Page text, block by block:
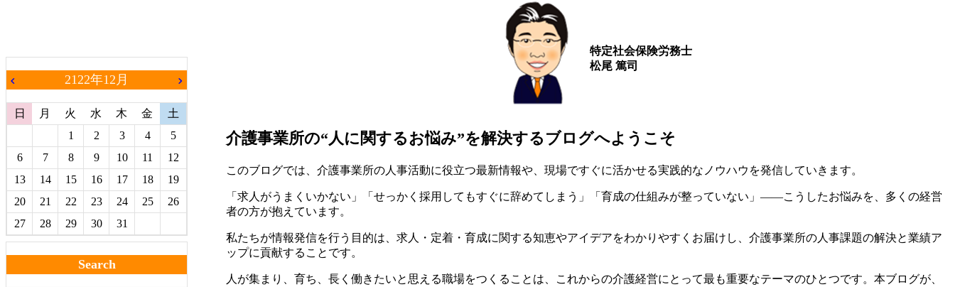
特定社会保険労務士
松尾 篤司
介護事業所の“人に関するお悩み”を解決するブログへようこそ
このブログでは、介護事業所の人事活動に役立つ最新情報や、現場ですぐに活かせる実践的なノウハウを発信していきます。
「求人がうまくいかない」「せっかく採用してもすぐに辞めてしまう」「育成の仕組みが整っていない」――こうしたお悩みを、多くの経営
者の方が抱えています。
私たちが情報発信を行う目的は、求人・定着・育成に関する知恵やアイデアをわかりやすくお届けし、介護事業所の人事課題の解決と業績ア
ップに貢献することです。
人が集まり、育ち、長く働きたいと思える職場をつくることは、これからの介護経営にとって最も重要なテーマのひとつです。本ブログが、
chevron_left 2122年12月 chevron_right
日 月 火 水 木 金
土
1
2 3 4
5
6
7 8 9 10 11
12
13
14 15 16 17 18
19
20
21 22 23 24 25
26
27
28 29 30 31
Search